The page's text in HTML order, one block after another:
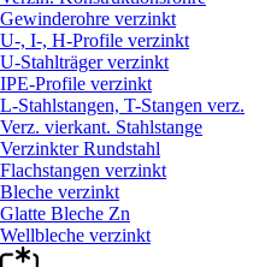
Gewinderohre verzinkt
U-, I-, H-Profile verzinkt
U-Stahlträger verzinkt
IPE-Profile verzinkt
L-Stahlstangen, T-Stangen verz.
Verz. vierkant. Stahlstange
Verzinkter Rundstahl
Flachstangen verzinkt
Bleche verzinkt
Glatte Bleche Zn
Wellbleche verzinkt